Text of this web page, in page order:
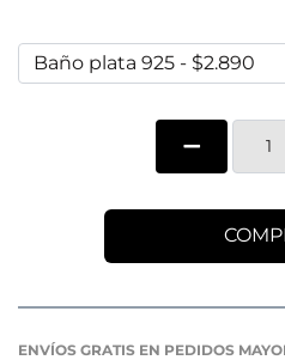
ENVÍOS GRATIS EN PEDIDOS